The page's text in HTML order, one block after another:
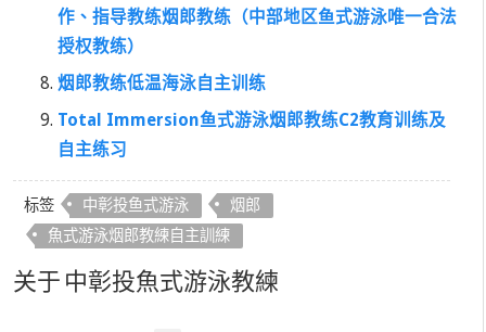
作、指导教练烟郎教练（中部地区鱼式游泳唯一合法
授权教练）
烟郎教练低温海泳自主训练
Total Immersion鱼式游泳烟郎教练C2教育训练及
自主练习
标签 中彰投鱼式游泳
烟郎
魚式游泳烟郎教練自主訓練
关于 中彰投魚式游泳教練